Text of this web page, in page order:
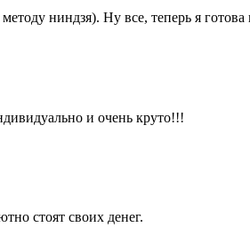
ниндзя). Ну все, теперь я
и очень круто!!!
стоят своих денег.